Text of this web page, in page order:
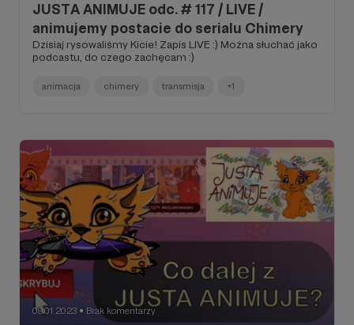
JUSTA ANIMUJE odc. # 117 / LIVE /
animujemy postacie do serialu Chimery
Dzisiaj rysowaliśmy Kicie! Zapis LIVE :) Można słuchać jako
podcastu, do czego zachęcam :)
animacja chimery transmisja +1
09.01.2023 ● Brak komentarzy